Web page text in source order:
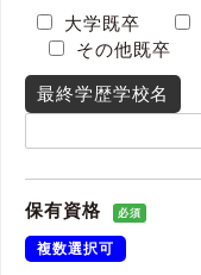
大学既卒
その他既卒
最終学歴学校名
保有資格 必須
複数選択可